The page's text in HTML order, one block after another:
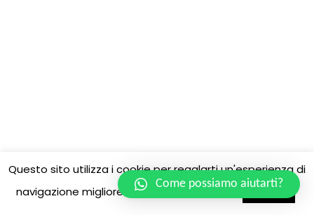
| Powered by WordPress
Questo sito utilizza i cookie per regalarti un'esperienza di
navigazione migliore.
Cookie settings
Come possiamo aiutarti?